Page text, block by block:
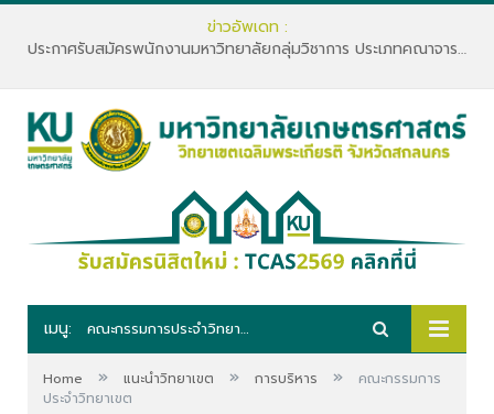
ข่าวอัพเดท :
ประกาศรับสมัครพนักงานมหาวิทยาลัยกลุ่มวิชาการ ประเภทคณาจารย์ประจำ คณะทรัพยากรธรรมชาติและอุตสาหกรรมเกษตร สังกัดภาควิชาเกษตรและทรัพยากร
เมนู: คณะกรรมการประจำวิทยาเขต
Home » แนะนำวิทยาเขต » การบริหาร »
คณะกรรมการ
ประจำวิทยาเขต